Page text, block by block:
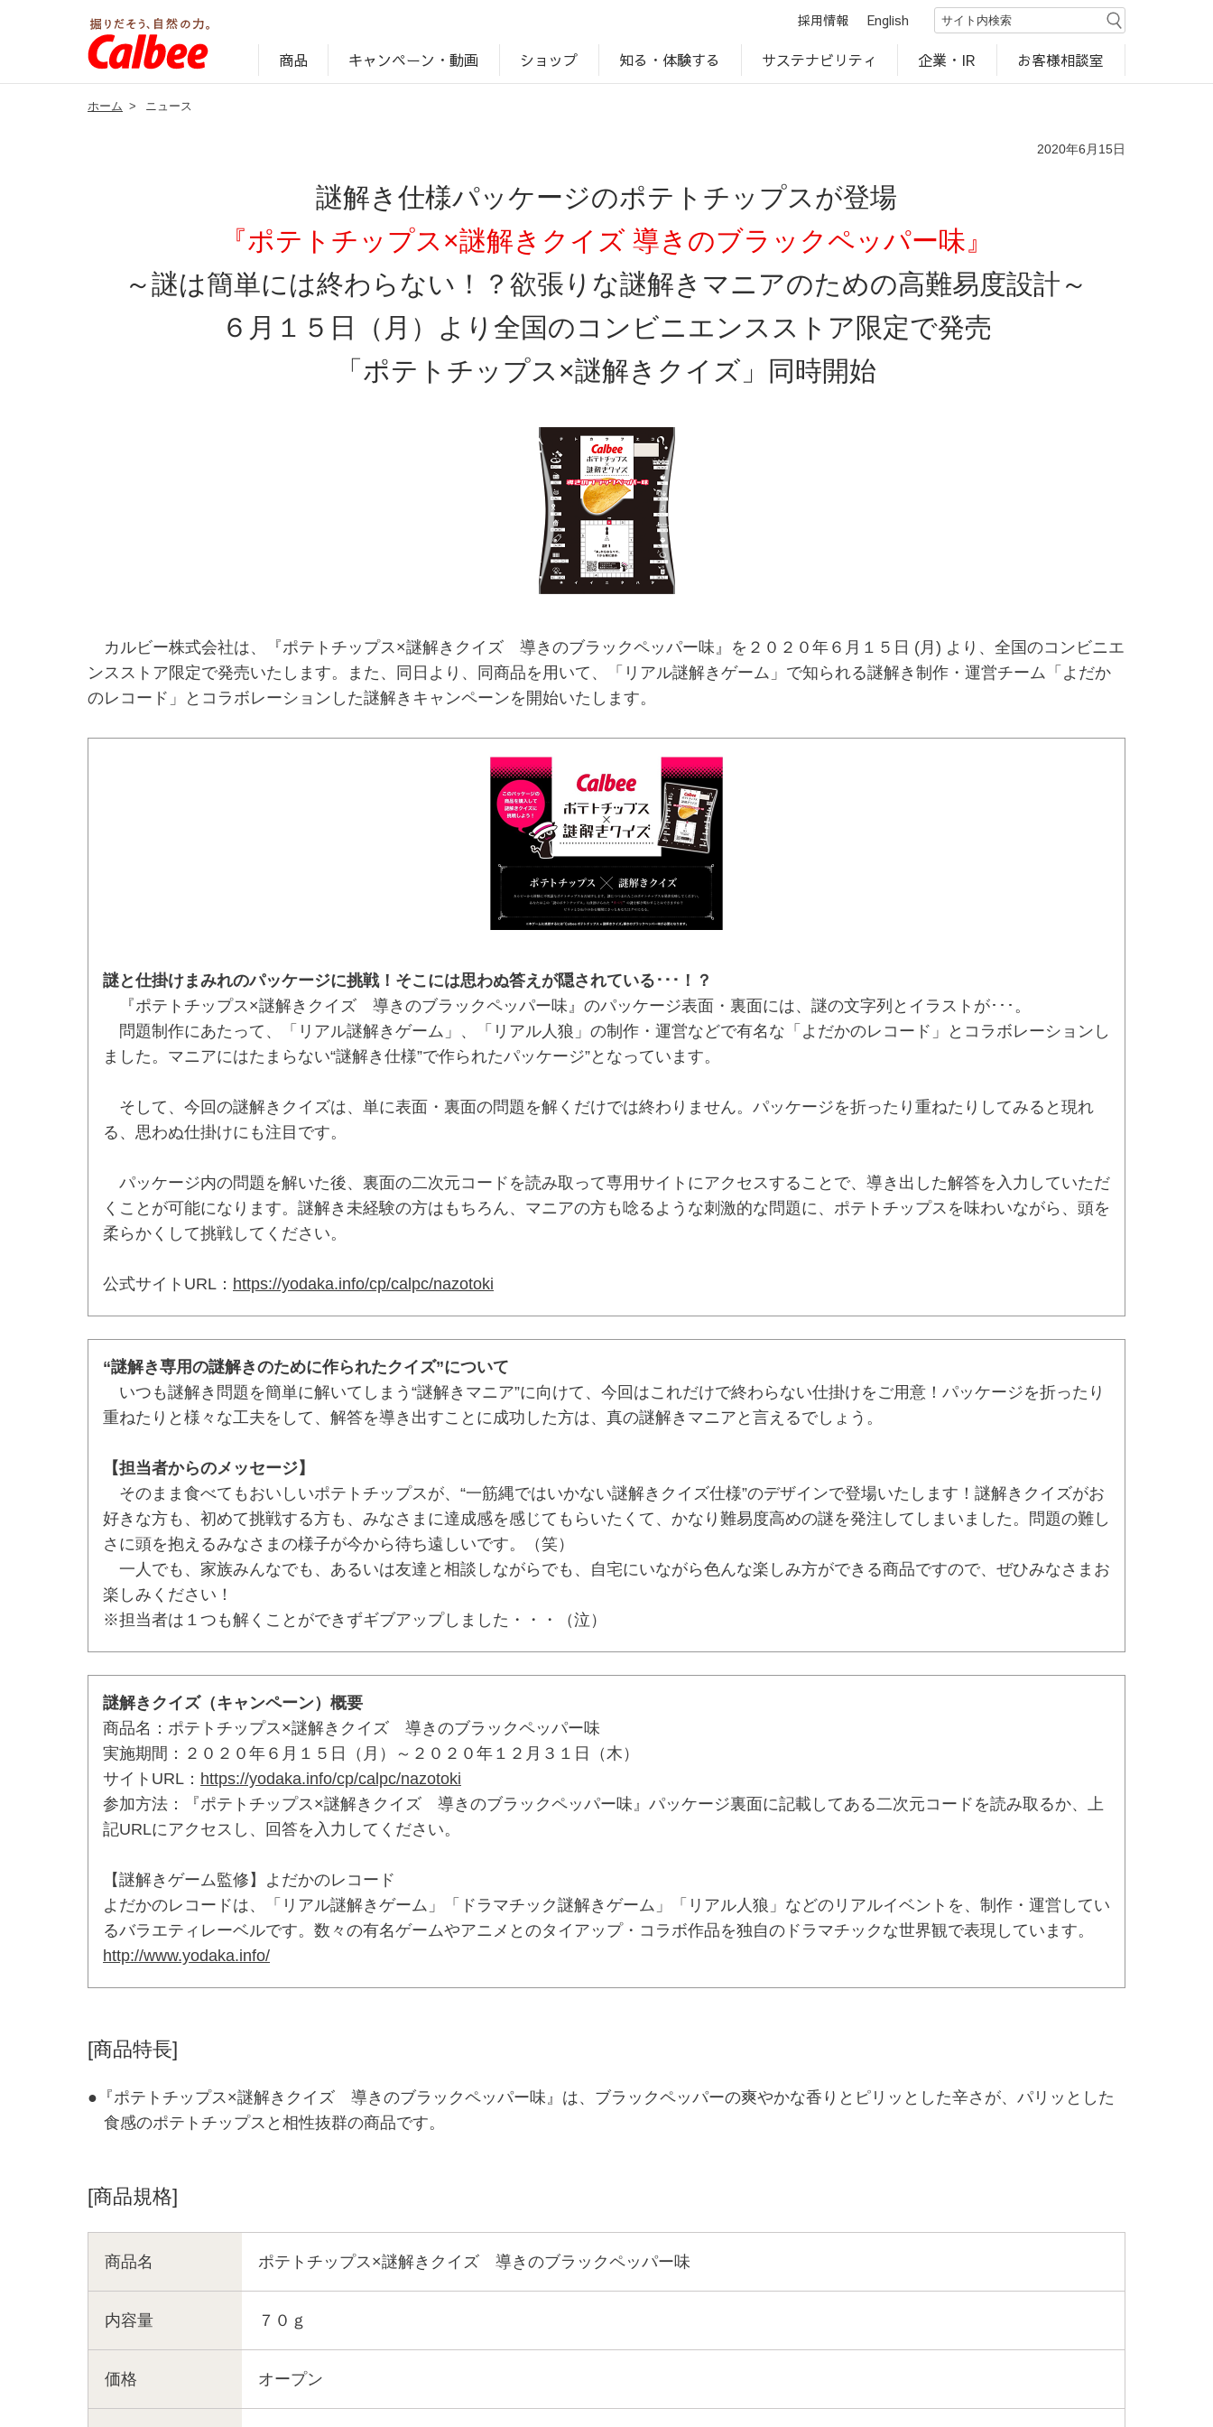
採用情報 English
商品 キャンペーン・動画 ショップ 知る・体験する サステナビリティ 企業・IR お客様相談室
ホーム > ニュース
2020年6月15日
謎解き仕様パッケージのポテトチップスが登場
『ポテトチップス×謎解きクイズ 導きのブラックペッパー味』
～謎は簡単には終わらない！？欲張りな謎解きマニアのための高難易度設計～
６月１５日（月）より全国のコンビニエンスストア限定で発売
「ポテトチップス×謎解きクイズ」同時開始
カルビー株式会社は、『ポテトチップス×謎解きクイズ 導きのブラックペッパー味』を２０２０年６月１５日 (月) より、全国のコンビニエ
ンスストア限定で発売いたします。また、同日より、同商品を用いて、「リアル謎解きゲーム」で知られる謎解き制作・運営チーム「よだか
のレコード」とコラボレーションした謎解きキャンペーンを開始いたします。
謎と仕掛けまみれのパッケージに挑戦！そこには思わぬ答えが隠されている･･･！？
『ポテトチップス×謎解きクイズ 導きのブラックペッパー味』のパッケージ表面・裏面には、謎の文字列とイラストが･･･。
問題制作にあたって、「リアル謎解きゲーム」、「リアル人狼」の制作・運営などで有名な「よだかのレコード」とコラボレーションし
ました。マニアにはたまらない“謎解き仕様”で作られたパッケージ”となっています。
そして、今回の謎解きクイズは、単に表面・裏面の問題を解くだけでは終わりません。パッケージを折ったり重ねたりしてみると現れ
る、思わぬ仕掛けにも注目です。
パッケージ内の問題を解いた後、裏面の二次元コードを読み取って専用サイトにアクセスすることで、導き出した解答を入力していただ
くことが可能になります。謎解き未経験の方はもちろん、マニアの方も唸るような刺激的な問題に、ポテトチップスを味わいながら、頭を
柔らかくして挑戦してください。
公式サイトURL： https://yodaka.info/cp/calpc/nazotoki
“謎解き専用の謎解きのために作られたクイズ”について
いつも謎解き問題を簡単に解いてしまう“謎解きマニア”に向けて、今回はこれだけで終わらない仕掛けをご用意！パッケージを折ったり
重ねたりと様々な工夫をして、解答を導き出すことに成功した方は、真の謎解きマニアと言えるでしょう。
【担当者からのメッセージ】
そのまま食べてもおいしいポテトチップスが、“一筋縄ではいかない謎解きクイズ仕様”のデザインで登場いたします！謎解きクイズがお
好きな方も、初めて挑戦する方も、みなさまに達成感を感じてもらいたくて、かなり難易度高めの謎を発注してしまいました。問題の難し
さに頭を抱えるみなさまの様子が今から待ち遠しいです。（笑）
一人でも、家族みんなでも、あるいは友達と相談しながらでも、自宅にいながら色んな楽しみ方ができる商品ですので、ぜひみなさまお
楽しみください！
※担当者は１つも解くことができずギブアップしました・・・（泣）
謎解きクイズ（キャンペーン）概要
商品名：ポテトチップス×謎解きクイズ 導きのブラックペッパー味
実施期間：２０２０年６月１５日（月）～２０２０年１２月３１日（木）
サイトURL： https://yodaka.info/cp/calpc/nazotoki
参加方法：『ポテトチップス×謎解きクイズ 導きのブラックペッパー味』パッケージ裏面に記載してある二次元コードを読み取るか、上
記URLにアクセスし、回答を入力してください。
【謎解きゲーム監修】よだかのレコード
よだかのレコードは、「リアル謎解きゲーム」「ドラマチック謎解きゲーム」「リアル人狼」などのリアルイベントを、制作・運営してい
るバラエティレーベルです。数々の有名ゲームやアニメとのタイアップ・コラボ作品を独自のドラマチックな世界観で表現しています。
http://www.yodaka.info/
[商品特長]
●『ポテトチップス×謎解きクイズ 導きのブラックペッパー味』は、ブラックペッパーの爽やかな香りとピリッとした辛さが、パリッとした
食感のポテトチップスと相性抜群の商品です。
[商品規格]
商品名 ポテトチップス×謎解きクイズ 導きのブラックペッパー味
内容量 ７０ｇ
価格 オープン